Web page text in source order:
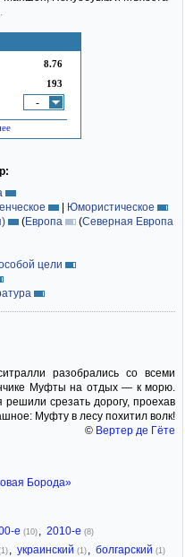
8.76
193
-
| Юмористическое
(Европа (Северная Европа
цели
разобрались со всеми
Муфты на отдых — к морю.
срезать дорогу, проехав
Муфту в лесу похитил волк!
© Вертер де Гёте
Борода»
е (10) 2010-е (8)
украинский (1) болгарский (1)